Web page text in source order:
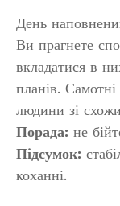
День
Ви прагнете
вкладатися в
планів.
людини зі
Порада: не
Підсумок:
коханні.